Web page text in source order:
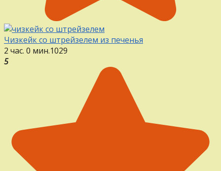
Чизкейк со штрейзелем из печенья
2 час. 0 мин.1029
5